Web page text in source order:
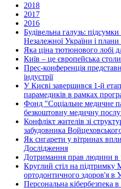
2018
2017
2016
Будівельна галузь:
Незалежної України і
Яка ціна тютюнового лобі
Київ – це європейська
Прес-конференція
індустрії
У Києві завершився 1-й
парамедиків в рамках
Фонд "Соціальне медичне
безкоштовну медичну
Конфлікт жителів зі
забудовника
Як сигарети у вітринах
Дослідження
Дотримання прав людини в
Круглий стіл на підтримку
ортодонтичного здоров'я в
Персональна кібербезпека в